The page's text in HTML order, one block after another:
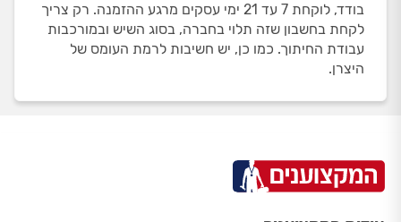
בודד, לוקחת 7 עד 21 ימי עסקים מרגע ההזמנה. רק צריך
לקחת בחשבון שזה תלוי בחברה, בסוג השיש ובמורכבות
עבודת החיתוך. כמו כן, יש חשיבות לרמת העומס של
היצרן.